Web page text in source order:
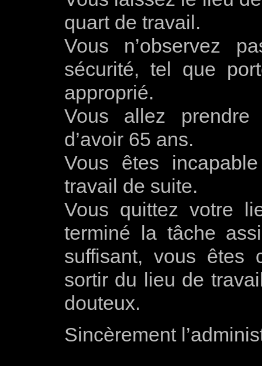
quart de travail.
Vous n’observez
sécurité, tel que
approprié.
Vous allez
d’avoir 65 ans.
Vous êtes
travail de suite.
Vous quittez votre
terminé la tâche
suffisant, vous êtes
sortir du lieu de
douteux.
Sincèrement